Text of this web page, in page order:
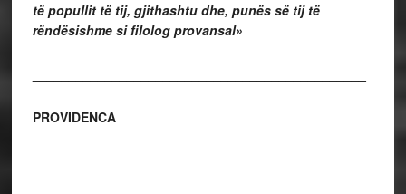
të popullit të tij, gjithashtu dhe, punës së tij të
rëndësishme si filolog provansal»
PROVIDENCA